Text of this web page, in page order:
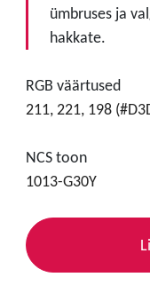
ümbruses ja
hakkate.
RGB väärtused
211, 221, 198
NCS toon
1013-G30Y